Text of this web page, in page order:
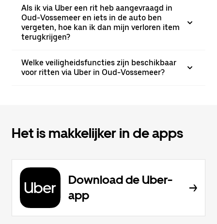
Als ik via Uber een rit heb aangevraagd in
Oud-Vossemeer en iets in de auto ben
vergeten, hoe kan ik dan mijn verloren item
terugkrijgen?
Welke veiligheidsfuncties zijn beschikbaar
voor ritten via Uber in Oud-Vossemeer?
Het is makkelijker in de apps
Download de Uber-
app